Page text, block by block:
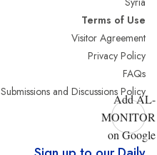
Terms of Use
Visitor Agreement
Privacy Policy
FAQs
Submissions and Discussions Policy
Add AL-
MONITOR
on Google